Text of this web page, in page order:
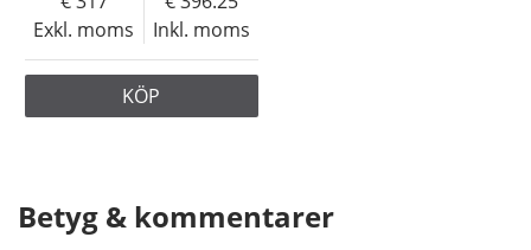
Exkl. moms
Inkl. moms
KÖP
Betyg & kommentarer